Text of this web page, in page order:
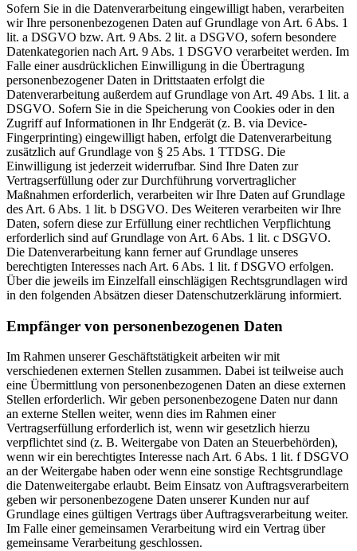
Sofern Sie in die Datenverarbeitung eingewilligt haben, verarbeiten
wir Ihre personenbezogenen Daten auf Grundlage von Art. 6 Abs. 1
lit. a DSGVO bzw. Art. 9 Abs. 2 lit. a DSGVO, sofern besondere
Datenkategorien nach Art. 9 Abs. 1 DSGVO verarbeitet werden. Im
Falle einer ausdrücklichen Einwilligung in die Übertragung
personenbezogener Daten in Drittstaaten erfolgt die
Datenverarbeitung außerdem auf Grundlage von Art. 49 Abs. 1 lit. a
DSGVO. Sofern Sie in die Speicherung von Cookies oder in den
Zugriff auf Informationen in Ihr Endgerät (z. B. via Device-
Fingerprinting) eingewilligt haben, erfolgt die Datenverarbeitung
zusätzlich auf Grundlage von § 25 Abs. 1 TTDSG. Die
Einwilligung ist jederzeit widerrufbar. Sind Ihre Daten zur
Vertragserfüllung oder zur Durchführung vorvertraglicher
Maßnahmen erforderlich, verarbeiten wir Ihre Daten auf Grundlage
des Art. 6 Abs. 1 lit. b DSGVO. Des Weiteren verarbeiten wir Ihre
Daten, sofern diese zur Erfüllung einer rechtlichen Verpflichtung
erforderlich sind auf Grundlage von Art. 6 Abs. 1 lit. c DSGVO.
Die Datenverarbeitung kann ferner auf Grundlage unseres
berechtigten Interesses nach Art. 6 Abs. 1 lit. f DSGVO erfolgen.
Über die jeweils im Einzelfall einschlägigen Rechtsgrundlagen wird
in den folgenden Absätzen dieser Datenschutzerklärung informiert.
Empfänger von personenbezogenen Daten
Im Rahmen unserer Geschäftstätigkeit arbeiten wir mit
verschiedenen externen Stellen zusammen. Dabei ist teilweise auch
eine Übermittlung von personenbezogenen Daten an diese externen
Stellen erforderlich. Wir geben personenbezogene Daten nur dann
an externe Stellen weiter, wenn dies im Rahmen einer
Vertragserfüllung erforderlich ist, wenn wir gesetzlich hierzu
verpflichtet sind (z. B. Weitergabe von Daten an Steuerbehörden),
wenn wir ein berechtigtes Interesse nach Art. 6 Abs. 1 lit. f DSGVO
an der Weitergabe haben oder wenn eine sonstige Rechtsgrundlage
die Datenweitergabe erlaubt. Beim Einsatz von Auftragsverarbeitern
geben wir personenbezogene Daten unserer Kunden nur auf
Grundlage eines gültigen Vertrags über Auftragsverarbeitung weiter.
Im Falle einer gemeinsamen Verarbeitung wird ein Vertrag über
gemeinsame Verarbeitung geschlossen.